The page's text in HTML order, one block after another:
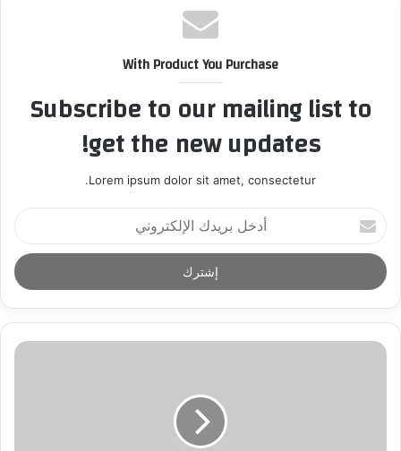
With Product You Purchase
Subscribe to our mailing list to
get the new updates!
Lorem ipsum dolor sit amet, consectetur.
أ
د
خ
ل
ر
د